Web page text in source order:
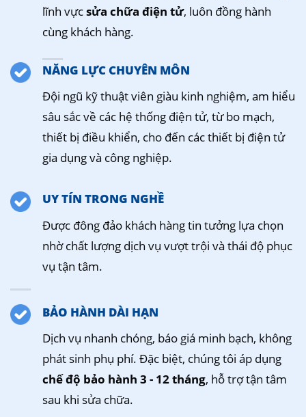
lĩnh vựcsửa chữa điện tử, luôn đồng hành
cùng khách hàng.
NĂNG LỰC CHUYÊN MÔN
Đội ngũ kỹ thuật viên giàu kinh nghiệm, am hiểu
sâu sắc về các hệ thống điện tử, từ bo mạch,
thiết bị điều khiển, cho đến các thiết bị điện tử
gia dụng và công nghiệp.
UY TÍN TRONG NGHỀ
Được đông đảo khách hàng tin tưởng lựa chọn
nhờ chất lượng dịch vụ vượt trội và thái độ phục
vụ tận tâm.
BẢO HÀNH DÀI HẠN
Dịch vụ nhanh chóng, báo giá minh bạch, không
phát sinh phụ phí. Đặc biệt, chúng tôi áp dụng
chế độ bảo hành 3 - 12 tháng, hỗ trợ tận tâm
sau khi sửa chữa.